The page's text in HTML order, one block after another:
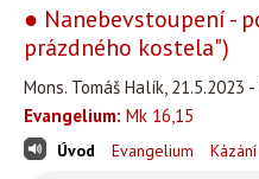
● Nanebevstoupení -
prázdného kostela")
Mons. Tomáš Halík, 21.5.2023
Evangelium: Mk 16,15
Úvod Evangelium Kázání